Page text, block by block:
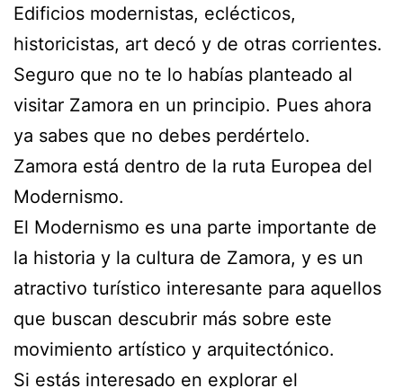
Edificios modernistas, eclécticos,
historicistas, art decó y de otras corrientes.
Seguro que no te lo habías planteado al
visitar Zamora en un principio. Pues ahora
ya sabes que no debes perdértelo.
Zamora está dentro de la ruta Europea del
Modernismo.
El Modernismo es una parte importante de
la historia y la cultura de Zamora, y es un
atractivo turístico interesante para aquellos
que buscan descubrir más sobre este
movimiento artístico y arquitectónico.
Si estás interesado en explorar el